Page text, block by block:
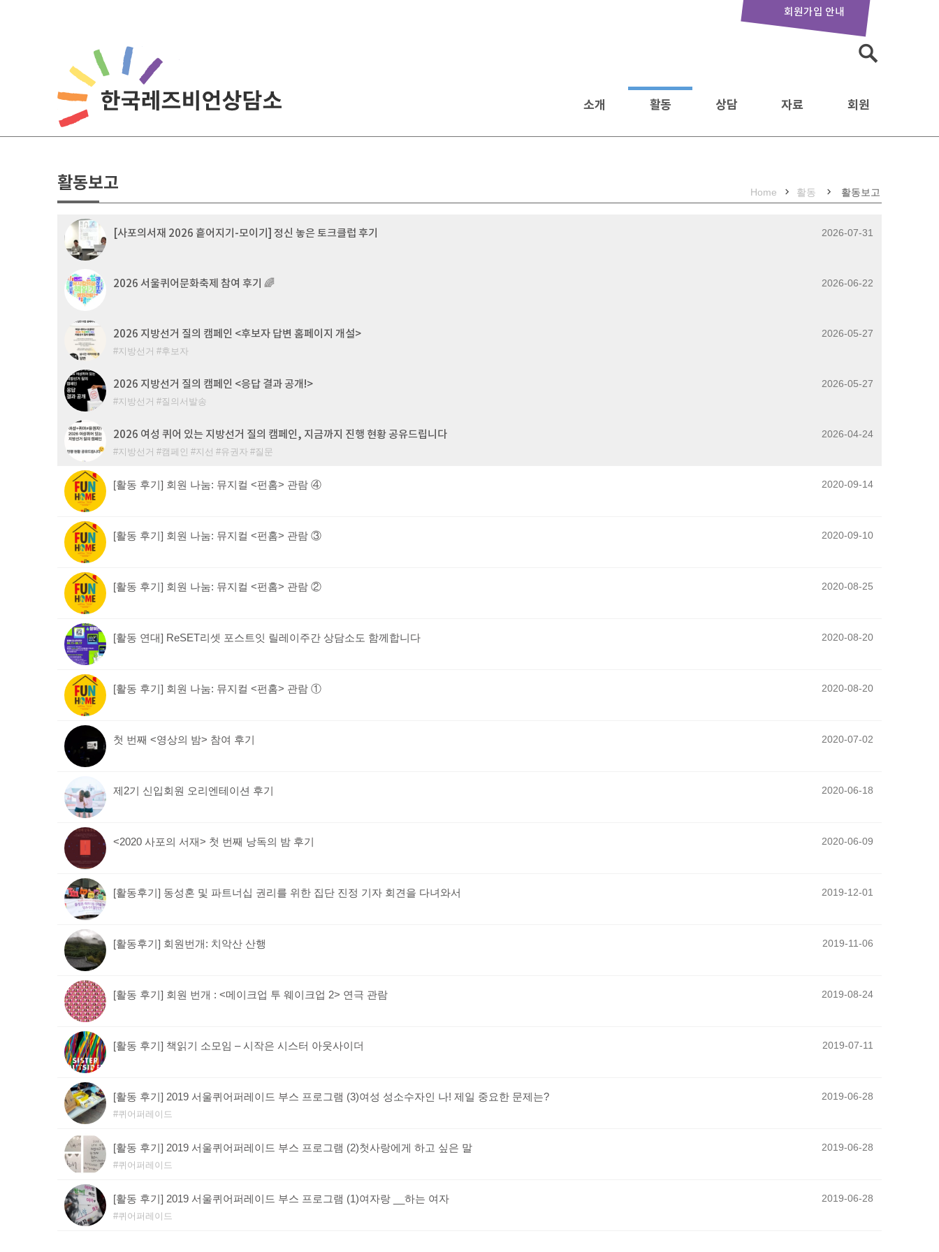
회원가입 안내
소개 활동 상담 자료 회원
활동보고 Home 활동 활동보고
[사포의서재 2026 흩어지기-모이기] 정신 놓은 토크클럽 후기 2026-07-31
2026 서울퀴어문화축제 참여 후기 🌈 2026-06-22
2026 지방선거 질의 캠페인 <후보자 답변 홈페이지 개설>
지방선거 후보자
2026-05-27
2026 지방선거 질의 캠페인 <응답 결과 공개!>
지방선거 질의서발송
2026-05-27
2026 여성 퀴어 있는 지방선거 질의 캠페인, 지금까지 진행 현황 공유드립니다
지방선거 캠페인 지선 유권자 질문
2026-04-24
[활동 후기] 회원 나눔: 뮤지컬 <펀홈> 관람 ④ 2020-09-14
[활동 후기] 회원 나눔: 뮤지컬 <펀홈> 관람 ③ 2020-09-10
[활동 후기] 회원 나눔: 뮤지컬 <펀홈> 관람 ② 2020-08-25
[활동 연대] ReSET리셋 포스트잇 릴레이주간 상담소도 함께합니다 2020-08-20
[활동 후기] 회원 나눔: 뮤지컬 <펀홈> 관람 ① 2020-08-20
첫 번째 <영상의 밤> 참여 후기 2020-07-02
제2기 신입회원 오리엔테이션 후기 2020-06-18
<2020 사포의 서재> 첫 번째 낭독의 밤 후기 2020-06-09
[활동후기] 동성혼 및 파트너십 권리를 위한 집단 진정 기자 회견을 다녀와서 2019-12-01
[활동후기] 회원번개: 치악산 산행 2019-11-06
[활동 후기] 회원 번개 : <메이크업 투 웨이크업 2> 연극 관람 2019-08-24
[활동 후기] 책읽기 소모임 – 시작은 시스터 아웃사이더 2019-07-11
[활동 후기] 2019 서울퀴어퍼레이드 부스 프로그램 (3)여성 성소수자인 나! 제일 중요한 문제는?
퀴어퍼레이드
2019-06-28
[활동 후기] 2019 서울퀴어퍼레이드 부스 프로그램 (2)첫사랑에게 하고 싶은 말
퀴어퍼레이드
2019-06-28
[활동 후기] 2019 서울퀴어퍼레이드 부스 프로그램 (1)여자랑 __하는 여자
퀴어퍼레이드
2019-06-28